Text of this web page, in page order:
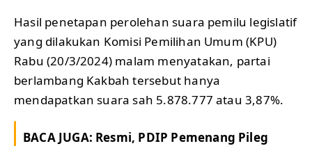
Hasil penetapan perolehan suara pemilu legislatif
yang dilakukan Komisi Pemilihan Umum (KPU)
Rabu (20/3/2024) malam menyatakan, partai
berlambang Kakbah tersebut hanya
mendapatkan suara sah 5.878.777 atau 3,87%.
BACA JUGA: Resmi, PDIP Pemenang Pileg